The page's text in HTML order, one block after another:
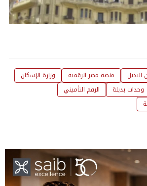
البديل منصة مصر الرقمية
وزارة الإسكان
وحدات بديلة
الرقم التأميني